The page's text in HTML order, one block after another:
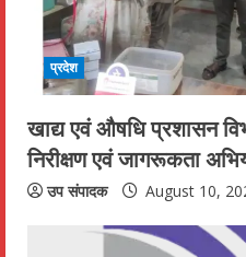
प्रदेश
खाद्य एवं औषधि प्रशासन
निरीक्षण एवं जागरूकता
उप संपादक August 10,